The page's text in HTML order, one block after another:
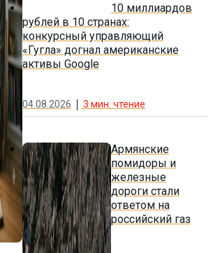
10 миллиардов
рублей в 10 странах:
конкурсный управляющий
«Гугла» догнал американские
активы Google
04.08.2026 3 мин. чтение
Армянские
помидоры и
железные
дороги стали
ответом на
российский газ